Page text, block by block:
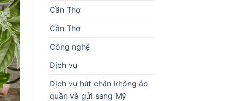
Cần Thơ
Cần Thơ
Công nghệ
Dịch vụ
Dịch vụ hút chân không áo
quần và gửi sang Mỹ